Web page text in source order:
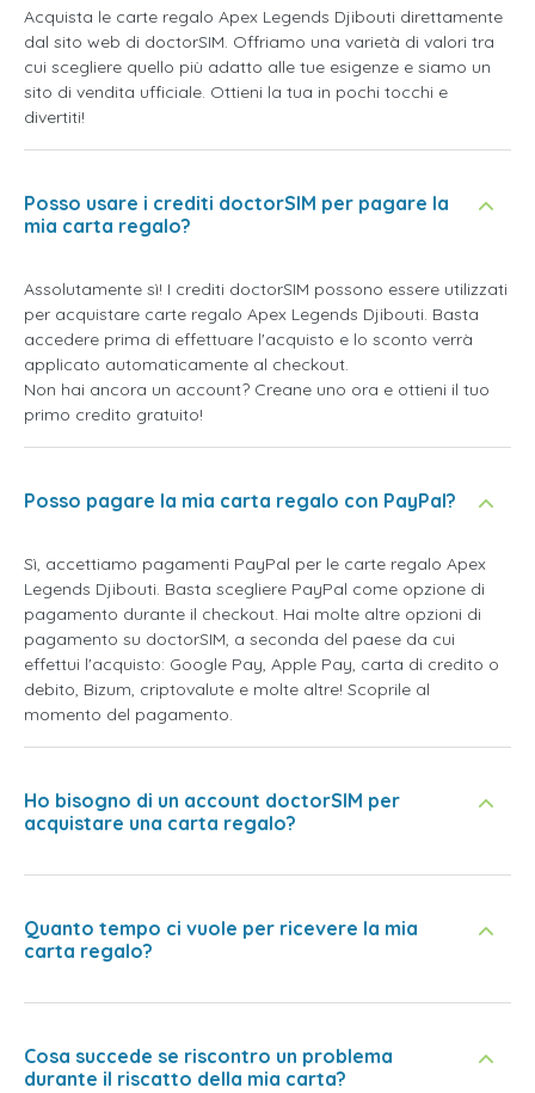
Acquista le carte regalo Apex Legends Djibouti direttamente
dal sito web di doctorSIM. Offriamo una varietà di valori tra
cui scegliere quello più adatto alle tue esigenze e siamo un
sito di vendita ufficiale. Ottieni la tua in pochi tocchi e
divertiti!
Posso usare i crediti doctorSIM per pagare la
mia carta regalo?
Assolutamente sì! I crediti doctorSIM possono essere utilizzati
per acquistare carte regalo Apex Legends Djibouti. Basta
accedere prima di effettuare l'acquisto e lo sconto verrà
applicato automaticamente al checkout.
Non hai ancora un account? Creane uno ora e ottieni il tuo
primo credito gratuito!
Posso pagare la mia carta regalo con PayPal?
Sì, accettiamo pagamenti PayPal per le carte regalo Apex
Legends Djibouti. Basta scegliere PayPal come opzione di
pagamento durante il checkout. Hai molte altre opzioni di
pagamento su doctorSIM, a seconda del paese da cui
effettui l'acquisto: Google Pay, Apple Pay, carta di credito o
debito, Bizum, criptovalute e molte altre! Scoprile al
momento del pagamento.
Ho bisogno di un account doctorSIM per
acquistare una carta regalo?
Quanto tempo ci vuole per ricevere la mia
carta regalo?
Cosa succede se riscontro un problema
durante il riscatto della mia carta?